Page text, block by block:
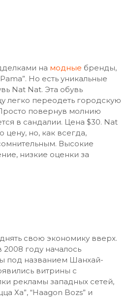
на модные бренды,
Но есть уникальные
Nat Nat. Эта обувь
легко переодеть городскую
повернув молнию
в сандалии. Цена $30. Nat
но, как всегда,
Высокие
низкие оценки за
свою экономику вверх.
году началось
под названием Шанхай-
витрины с
рекламы западных сетей,
Ха”, “Haagon Bozs” и